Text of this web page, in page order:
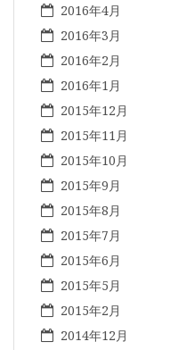
2016年4月
2016年3月
2016年2月
2016年1月
2015年12月
2015年11月
2015年10月
2015年9月
2015年8月
2015年7月
2015年6月
2015年5月
2015年2月
2014年12月